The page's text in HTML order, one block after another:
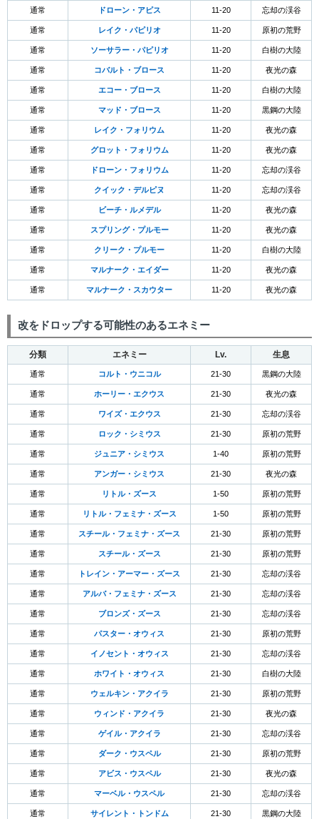
通常 ドローン・アピス 11-20 忘却の渓谷
通常 レイク・パピリオ 11-20 原初の荒野
通常 ソーサラー・パピリオ 11-20 白樹の大陸
通常 コバルト・ブロース 11-20 夜光の森
通常 エコー・ブロース 11-20 白樹の大陸
通常 マッド・ブロース 11-20 黒鋼の大陸
通常 レイク・フォリウム 11-20 夜光の森
通常 グロット・フォリウム 11-20 夜光の森
通常 ドローン・フォリウム 11-20 忘却の渓谷
通常 クイック・デルピヌ 11-20 忘却の渓谷
通常 ビーチ・ルメデル 11-20 夜光の森
通常 スプリング・プルモー 11-20 夜光の森
通常 クリーク・プルモー 11-20 白樹の大陸
通常 マルナーク・エイダー 11-20 夜光の森
通常 マルナーク・スカウター 11-20 夜光の森
改をドロップする可能性のあるエネミー
分類 エネミー Lv. 生息
通常 コルト・ウニコル 21-30 黒鋼の大陸
通常 ホーリー・エクウス 21-30 夜光の森
通常 ワイズ・エクウス 21-30 忘却の渓谷
通常 ロック・シミウス 21-30 原初の荒野
通常 ジュニア・シミウス 1-40 原初の荒野
通常 アンガー・シミウス 21-30 夜光の森
通常 リトル・ズース 1-50 原初の荒野
通常 リトル・フェミナ・ズース 1-50 原初の荒野
通常 スチール・フェミナ・ズース 21-30 原初の荒野
通常 スチール・ズース 21-30 原初の荒野
通常 トレイン・アーマー・ズース 21-30 忘却の渓谷
通常 アルバ・フェミナ・ズース 21-30 忘却の渓谷
通常 ブロンズ・ズース 21-30 忘却の渓谷
通常 パスター・オウィス 21-30 原初の荒野
通常 イノセント・オウィス 21-30 忘却の渓谷
通常 ホワイト・オウィス 21-30 白樹の大陸
通常 ウェルキン・アクイラ 21-30 原初の荒野
通常 ウィンド・アクイラ 21-30 夜光の森
通常 ゲイル・アクイラ 21-30 忘却の渓谷
通常 ダーク・ウスペル 21-30 原初の荒野
通常 アビス・ウスペル 21-30 夜光の森
通常 マーベル・ウスペル 21-30 忘却の渓谷
通常 サイレント・トンドム 21-30 黒鋼の大陸